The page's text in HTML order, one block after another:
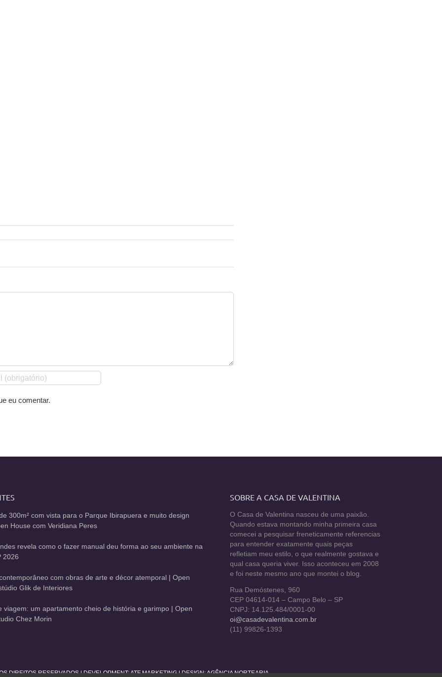
eu comentar.
300m² com vista para o Parque Ibirapuera e muito design
House com Veridiana Peres
revela como o fazer manual deu forma ao seu ambiente na
2026
com obras de arte e décor atemporal | Open
Glik de Interiores
viagem: um apartamento cheio de história e garimpo | Open
Chez Morin
SOBRE A CASA DE VALENTINA
O Casa de Valentina nasceu de uma paixão.
Quando estava montando minha primeira casa
comecei a pesquisar freneticamente referencias
para entender exatamente quais peças
refletiam meu estilo, o que realmente gostava e
qual casa queria viver. Isso aconteceu em 2008
e foi neste mesmo ano que montei o blog.
Rua Demóstenes, 960
CEP 04614-014 – Campo Belo – SP
CNPJ: 14.125.484/0001-00
oi@casadevalentina.com.br
(11) 99826-1393
DIREITOS RESERVADOS | DEVELOPMENT:ATF MARKETING| DESIGN: AGÊNCIA NORTEARIA